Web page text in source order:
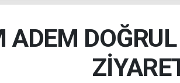
ADEM